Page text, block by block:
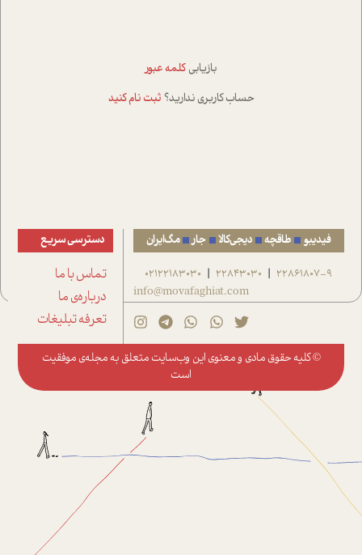
بازیابی کلمه عبور
حساب کاربری ندارید؟ ثبت نام کنید
فیدیبو طاقچه دیجی‌کالا جار مگ‌ایران
22861807-9
|
22843030
|
02122183030
info@movafaghiat.com
دسترسی سریع
تماس با ما
درباره‌ی ما
تعرفه تبلیغات
© کلیه حقوق مادی و معنوی این وب‌سایت متعلق به مجله‌ی موفقیت
است